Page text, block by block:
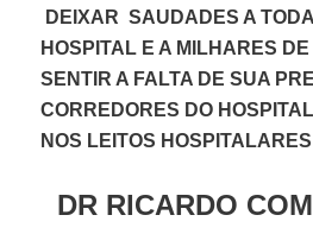
DEIXAR SAUDADES A
HOSPITAL E A MILHARES
SENTIR A FALTA DE SUA
CORREDORES DO
NOS LEITOS HOSPITALARES
DR RICARDO